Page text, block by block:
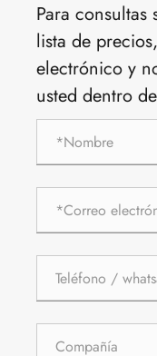
Para
lista de
electrónico y
usted dentro